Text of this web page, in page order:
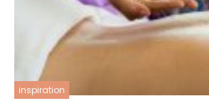
inspiration